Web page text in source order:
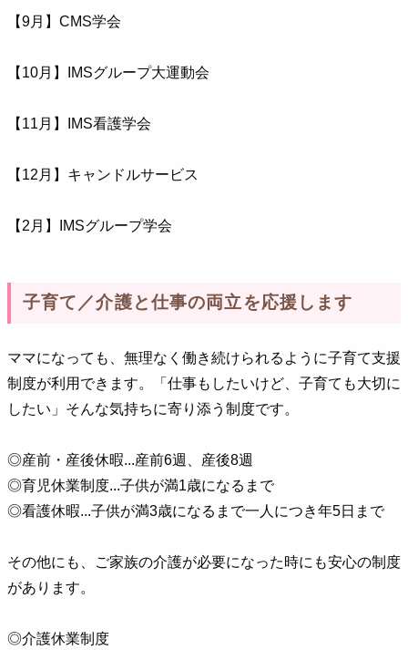
【9月】CMS学会
【10月】IMSグループ大運動会
【11月】IMS看護学会
【12月】キャンドルサービス
【2月】IMSグループ学会
子育て／介護と仕事の両立を応援します
ママになっても、無理なく働き続けられるように子育て支援
制度が利用できます。「仕事もしたいけど、子育ても大切に
したい」そんな気持ちに寄り添う制度です。
◎産前・産後休暇...産前6週、産後8週
◎育児休業制度...子供が満1歳になるまで
◎看護休暇...子供が満3歳になるまで一人につき年5日まで
その他にも、ご家族の介護が必要になった時にも安心の制度
があります。
◎介護休業制度